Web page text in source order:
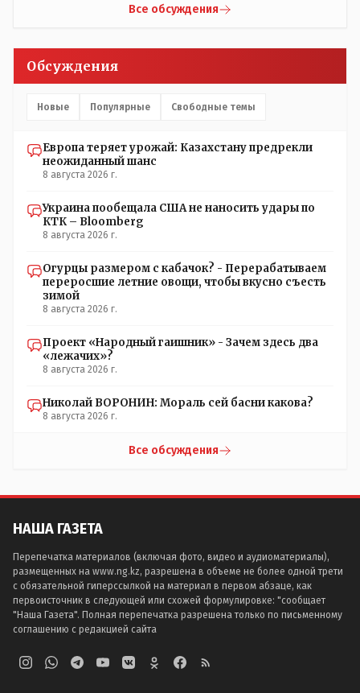
Все обсуждения
Обсуждения
Новые Популярные Свободные темы
Европа теряет урожай: Казахстану предрекли
неожиданный шанс
8 августа 2026 г.
Украина пообещала США не наносить удары по
КТК – Bloomberg
8 августа 2026 г.
Огурцы размером с кабачок? - Перерабатываем
переросшие летние овощи, чтобы вкусно съесть
зимой
8 августа 2026 г.
Проект «Народный гаишник» - Зачем здесь два
«лежачих»?
8 августа 2026 г.
Николай ВОРОНИН: Мораль сей басни какова?
8 августа 2026 г.
Все обсуждения
НАША ГАЗЕТА
Перепечатка материалов (включая фото, видео и аудиоматериалы),
размещенных на www.ng.kz, разрешена в объеме не более одной трети
с обязательной гиперссылкой на материал в первом абзаце, как
первоисточник в следующей или схожей формулировке: "сообщает
"Наша Газета". Полная перепечатка разрешена только по письменному
соглашению с редакцией сайта